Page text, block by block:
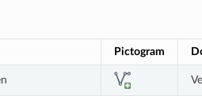
Pictogram